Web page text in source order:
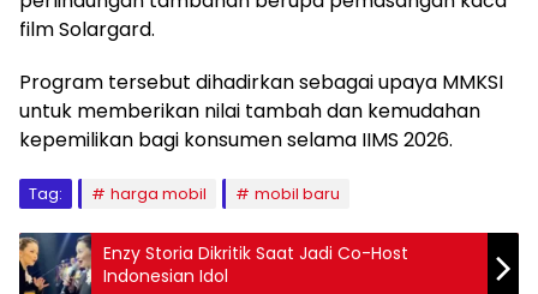
film Solargard.
Program tersebut dihadirkan sebagai upaya MMKSI
untuk memberikan nilai tambah dan kemudahan
kepemilikan bagi konsumen selama IIMS 2026.
Tag: harga mobil mobil baru
Enzy Storia Dikritik Saat Jadi Co-Host
Indonesian Idol